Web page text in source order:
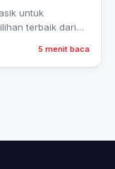
untuk
terbaik dari
5 menit baca